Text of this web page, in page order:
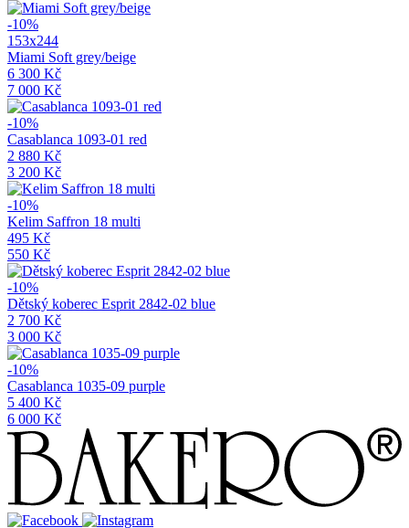
-10%
153x244
Miami Soft grey/beige
6 300 Kč
7 000 Kč
-10%
Casablanca 1093-01 red
2 880 Kč
3 200 Kč
-10%
Kelim Saffron 18 multi
495 Kč
550 Kč
-10%
Dětský koberec Esprit 2842-02 blue
2 700 Kč
3 000 Kč
-10%
Casablanca 1035-09 purple
5 400 Kč
6 000 Kč